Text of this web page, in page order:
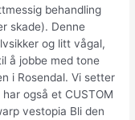
behandling
skade). Denne
og litt vågal,
å jobbe med tone
i Rosendal. Vi setter
også et CUSTOM
vestopia Bli den